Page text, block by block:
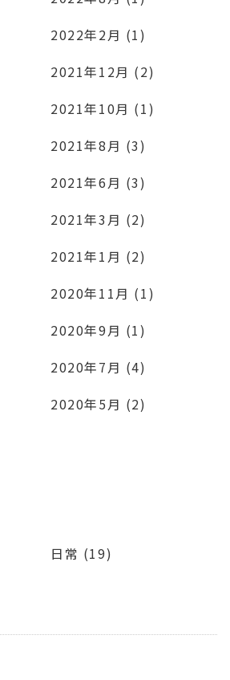
2022年2月 (1)
2021年12月 (2)
2021年10月 (1)
2021年8月 (3)
2021年6月 (3)
2021年3月 (2)
2021年1月 (2)
2020年11月 (1)
2020年9月 (1)
2020年7月 (4)
2020年5月 (2)
日常 (19)